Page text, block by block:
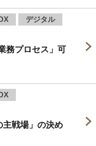
DX
デジタル
務プロセス」可
主戦場」の決め